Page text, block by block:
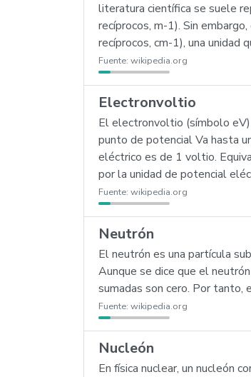
literatura científica se suele
recíprocos, m-1). Sin
recíprocos, cm-1), una unidad
Fuente: wikipedia.org
Electronvoltio
El electronvoltio (símbolo eV)
punto de potencial Va hasta
eléctrico es de 1 voltio.
por la unidad de potencial
Fuente: wikipedia.org
Neutrón
El neutrón es una partícula
Aunque se dice que el
sumadas son cero. Por tanto,
Fuente: wikipedia.org
Nucleón
En física nuclear, un nucleón